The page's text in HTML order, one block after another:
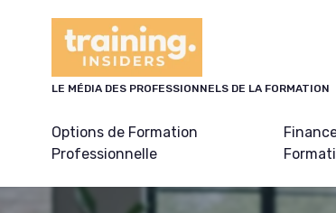
LE MÉDIA DES PROFESSIONNELS DE LA FORMATION
Options de Formation
Professionnelle